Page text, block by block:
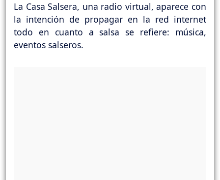
La Casa Salsera, una radio virtual, aparece con
la intención de propagar en la red internet
todo en cuanto a salsa se refiere: música,
eventos salseros.